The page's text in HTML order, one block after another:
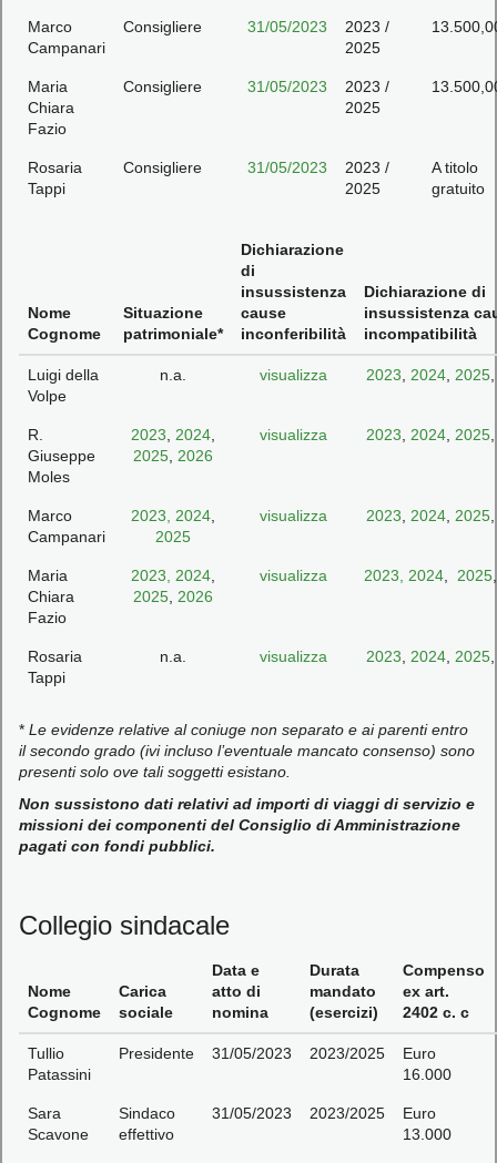
Marco
Campanari
Consigliere 31/05/2023
2023 /
2025
Maria
Chiara
Fazio
Consigliere 31/05/2023
2023 /
2025
Rosaria
Tappi
Consigliere 31/05/2023
2023 /
2025
A titolo
gratuito
Nome
Cognome
Situazione
patrimoniale*
Dichiarazione
di
insussistenza
cause
inconferibilità
Dichiarazione di
insussistenza
incompatibilità
Luigi della
Volpe
n.a. visualizza 2023 2024 2025
R.
Giuseppe
Moles
2023 2024
2025 2026
visualizza 2023 2024 2025
Marco
Campanari
2023, 2024
2025
visualizza 2023 2024 2025
Maria
Chiara
Fazio
2023, 2024
2025 2026
visualizza 2023, 2024 2025
Rosaria
Tappi
n.a. visualizza 2023 2024 2025
* Le evidenze relative al coniuge non separato e ai parenti entro
il secondo grado (ivi incluso l’eventuale mancato consenso) sono
presenti solo ove tali soggetti esistano.
Non sussistono dati relativi ad importi di viaggi di servizio e
missioni dei componenti del Consiglio di Amministrazione
pagati con fondi pubblici.
Collegio sindacale
Nome
Cognome
Carica
sociale
Data e
atto di
nomina
Durata
mandato
(esercizi)
Compenso
ex art.
2402 c. c
Tullio
Patassini
Presidente 31/05/2023 2023/2025
Euro
16.000
Sara
Scavone
Sindaco
effettivo
31/05/2023 2023/2025
Euro
13.000